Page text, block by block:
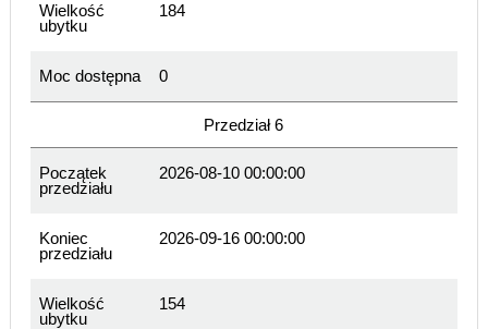
Wielkość
ubytku
184
Moc dostępna 0
Przedział 6
Początek
przedziału
2026-08-10 00:00:00
Koniec
przedziału
2026-09-16 00:00:00
Wielkość
ubytku
154